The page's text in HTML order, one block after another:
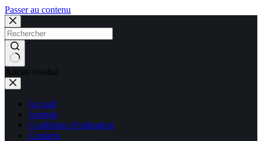
Passer au contenu
Aucun résultat
Accueil
Agenda
Conditions d’utilisation
Contacts